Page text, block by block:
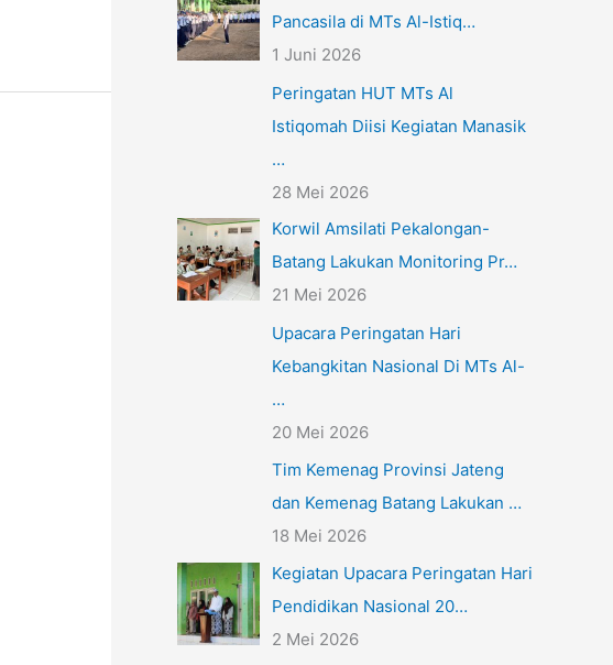
Pancasila di MTs Al-Istiq…
1 Juni 2026
Peringatan HUT MTs Al
Istiqomah Diisi Kegiatan Manasik
…
28 Mei 2026
Korwil Amsilati Pekalongan-
Batang Lakukan Monitoring Pr…
21 Mei 2026
Upacara Peringatan Hari
Kebangkitan Nasional Di MTs Al-
…
20 Mei 2026
Tim Kemenag Provinsi Jateng
dan Kemenag Batang Lakukan …
18 Mei 2026
Kegiatan Upacara Peringatan Hari
Pendidikan Nasional 20…
2 Mei 2026